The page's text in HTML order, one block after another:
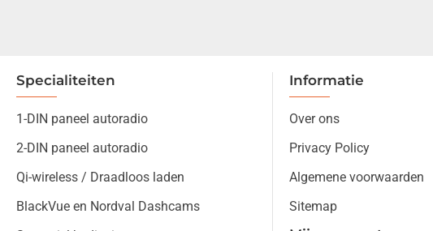
Specialiteiten
1-DIN paneel autoradio
2-DIN paneel autoradio
Qi-wireless / Draadloos laden
BlackVue en Nordval Dashcams
Informatie
Over ons
Privacy Policy
Algemene voorwaarden
Sitemap